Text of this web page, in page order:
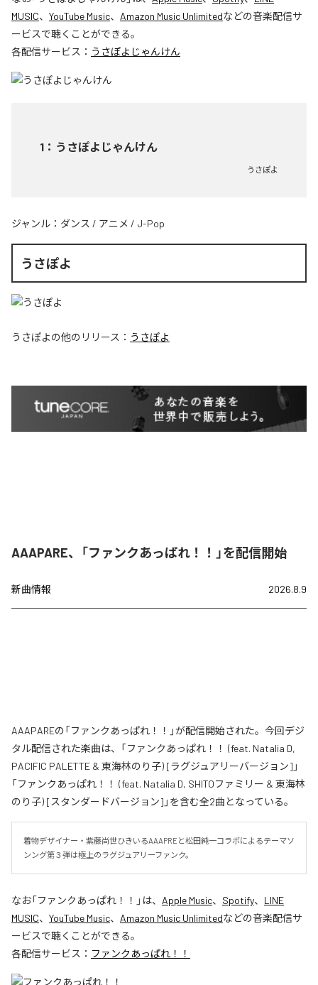
MUSIC、 YouTube Music、 Amazon Music Unlimitedなどの音楽配信サ
ービスで聴くことができる。
各配信サービス： うさぽよじゃんけん
1 ： うさぽよじゃんけん
うさぽよ
ジャンル： ダンス / アニメ / J-Pop
うさぽよ
うさぽよの他のリリース： うさぽよ
AAAPARE、「ファンクあっぱれ！！」を配信開始
新曲情報 2026.8.9
AAAPAREの「ファンクあっぱれ！！」が配信開始された。今回デジ
タル配信された楽曲は、「ファンクあっぱれ！！ (feat. Natalia D,
PACIFIC PALETTE & 東海林のり子) [ラグジュアリーバージョン]」
「ファンクあっぱれ！！ (feat. Natalia D, SHITOファミリー & 東海林
のり子) [スタンダードバージョン]」を含む全2曲となっている。
着物デザイナー・紫藤尚世ひきいるAAAPREと松田純一コラボによるテーマソ
ンング第３弾は極上のラグジュアリーファンク。
なお「ファンクあっぱれ！！ 」は、 Apple Music、 Spotify、 LINE
MUSIC、 YouTube Music、 Amazon Music Unlimitedなどの音楽配信サ
ービスで聴くことができる。
各配信サービス： ファンクあっぱれ！！